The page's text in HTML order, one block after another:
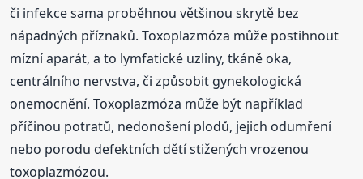
či infekce sama proběhnou většinou skrytě bez
nápadných příznaků. Toxoplazmóza může postihnout
mízní aparát, a to lymfatické uzliny, tkáně oka,
centrálního nervstva, či způsobit gynekologická
onemocnění. Toxoplazmóza může být například
příčinou potratů, nedonošení plodů, jejich odumření
nebo porodu defektních dětí stižených vrozenou
toxoplazmózou.